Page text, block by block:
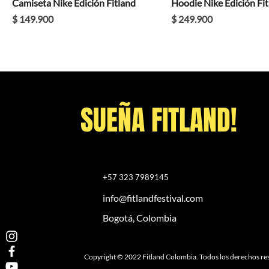
Camiseta Nike Edición Fitland
Precio
$ 149.900
Hoodie Nike Edición
Precio
$ 249.900
SUEÑA FITLAND!
+57 323 7989145
info@fitlandfestival.com
Bogotá, Colombia
Copyright © 2022 Fitland Colombia. Todos los derechos